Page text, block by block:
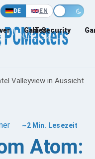
DE EN
Games
IT-Security
Valleyview in Aussicht
~2 Min. Lesezeit
Atom: